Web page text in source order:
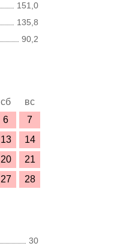
151,0
135,8
90,2
сб
вс
6
7
13
14
20
21
27
28
30